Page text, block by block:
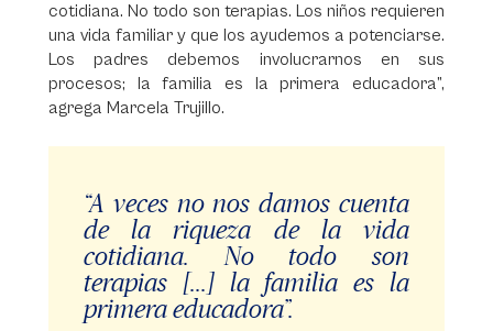
cotidiana. No todo son terapias. Los niños requieren
una vida familiar y que los ayudemos a potenciarse.
Los padres debemos involucrarnos en sus
procesos; la familia es la primera educadora”,
agrega Marcela Trujillo.
“A veces no nos damos cuenta
de la riqueza de la vida
cotidiana. No todo son
terapias [...] la familia es la
primera educadora”.